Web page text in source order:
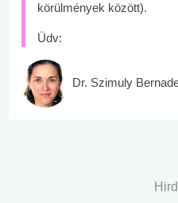
körülmények között).
Üdv:
Dr. Szimuly